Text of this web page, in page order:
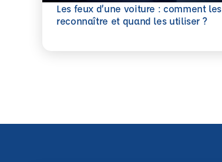
Les feux d’une voiture : comment les
reconnaître et quand les utiliser ?
En savoir plus